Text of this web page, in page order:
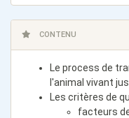
CONTENU
Le process de
l'animal vivant
Les critères de
facteurs